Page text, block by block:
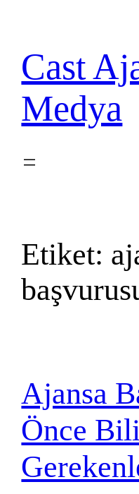
Cast
Medya
Etiket:
Ajansa
Önce